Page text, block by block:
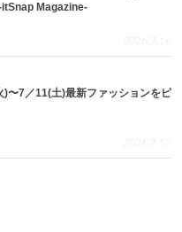
itSnap Magazine-
2026.7.16
)〜7／11(土)最新ファッションをピ
2026.7.15